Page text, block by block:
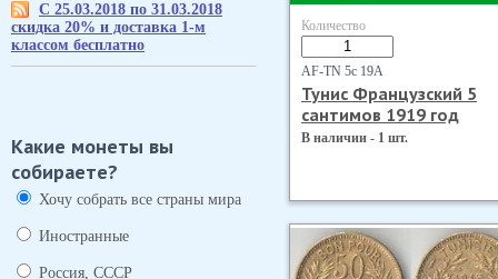
С 25.03.2018 по 31.03.2018
скидка 20% и доставка 1-м
классом бесплатно
Какие монеты вы
собираете?
Хочу собрать все страны мира
Иностранные
Россия, СССР
Количество
AF-TN 5с 19А
Тунис Французский 5
сантимов 1919 год
В наличии - 1 шт.